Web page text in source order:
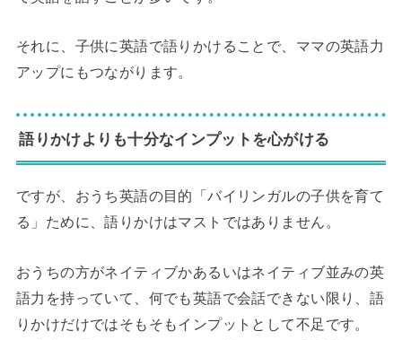
それに、子供に英語で語りかけることで、ママの英語力
アップにもつながります。
語りかけよりも十分なインプットを心がける
ですが、おうち英語の目的「バイリンガルの子供を育て
る」ために、語りかけはマストではありません。
おうちの方がネイティブかあるいはネイティブ並みの英
語力を持っていて、何でも英語で会話できない限り、語
りかけだけではそもそもインプットとして不足です。